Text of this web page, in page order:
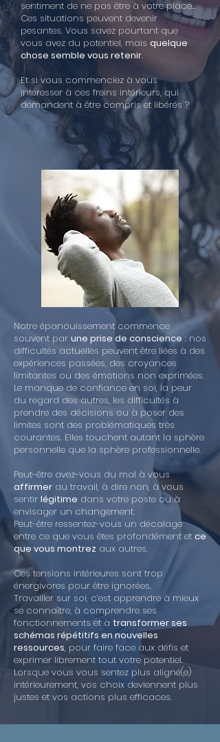
sentiment de ne pas être à votre place…
Ces situations peuvent devenir
pesantes. Vous savez pourtant que
vous avez du potentiel, mais quelque
chose semble vous retenir.
Et si vous commenciez à vous
intéresser à ces freins intérieurs, qui
demandent à être compris et libérés ?
Notre épanouissement commence
souvent par une prise de conscience: nos
difficultés actuelles peuvent être liées à des
expériences passées, des croyances
limitantes ou des émotions non exprimées.
Le manque de confiance en soi, la peur
du regard des autres, les difficultés à
prendre des décisions ou à poser des
limites sont des problématiques très
courantes. Elles touchent autant la sphère
personnelle que la sphère professionnelle.
Peut-être avez-vous du mal à vous
affirmer au travail, à dire non, à vous
sentir légitime dans votre poste ou à
envisager un changement.
Peut-être ressentez-vous un décalage
entre ce que vous êtes profondément et ce
que vous montrez aux autres.
Ces tensions intérieures sont trop
énergivores pour être ignorées.
Travailler sur soi, c’est apprendre à mieux
se connaître, à comprendre ses
fonctionnements et à transformer ses
schémas répétitifs en nouvelles
ressources, pour faire face aux défis et
exprimer librement tout votre potentiel.
Lorsque vous vous sentez plus aligné(e)
intérieurement, vos choix deviennent plus
justes et vos actions plus efficaces.